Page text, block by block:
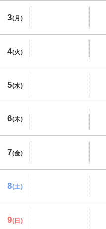
3(月)
4(火)
5(水)
6(木)
7(金)
8(土)
9(日)